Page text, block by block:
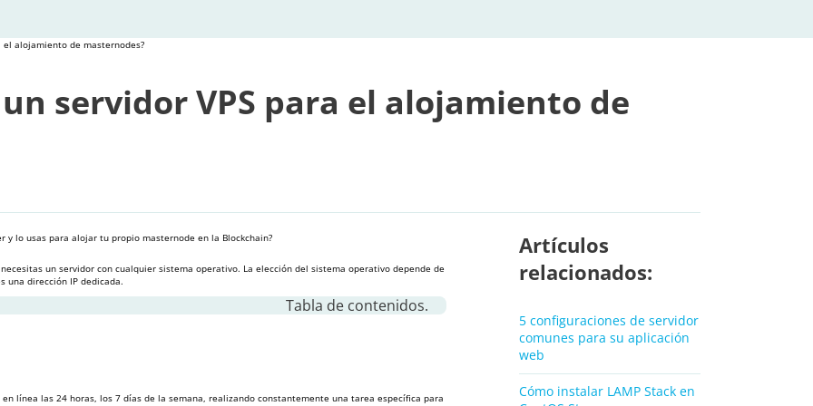
el alojamiento de masternodes?
servidor VPS para el alojamiento de
y lo usas para alojar tu propio masternode en la Blockchain?
un servidor con cualquier sistema operativo. La elección del sistema operativo depende de
una dirección IP dedicada.
Tabla de contenidos.
lanzar y alojar un masternode?
línea las 24 horas, los 7 días de la semana, realizando constantemente una tarea específica para
Artículos
relacionados:
5 configuraciones de servidor
comunes para su aplicación
web
Cómo instalar LAMP Stack en